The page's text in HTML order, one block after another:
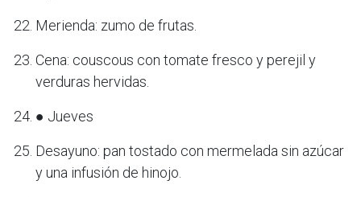
Merienda: zumo de frutas.
Cena: couscous con tomate fresco y perejil y
verduras hervidas.
● Jueves
Desayuno: pan tostado con mermelada sin azúcar
y una infusión de hinojo.